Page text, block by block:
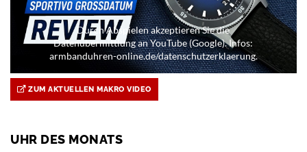
Durch Abspielen akzeptieren Sie die
Datenübermittlung an YouTube (Google). Infos:
armbanduhren-online.de/datenschutzerklaerung.
ZUM AKTUELLEN MAKRO VIDEO
UHR DES MONATS